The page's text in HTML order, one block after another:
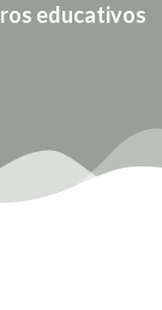
educativos